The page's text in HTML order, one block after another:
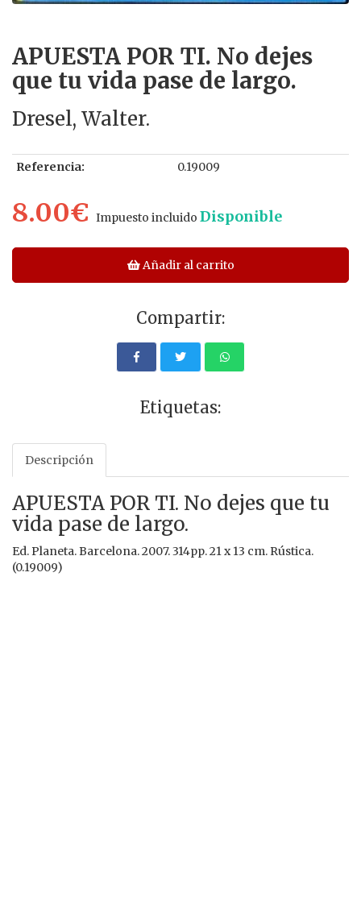
APUESTA POR TI. No dejes
que tu vida pase de largo.
Dresel, Walter.
Referencia: 0.19009
8.00€ Impuesto incluido Disponible
Añadir al carrito
Compartir:
Etiquetas:
Descripción
APUESTA POR TI. No dejes que tu
vida pase de largo.
Ed. Planeta. Barcelona. 2007. 314pp. 21 x 13 cm. Rústica.
(0.19009)